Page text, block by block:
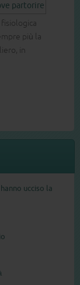
più la
in
ucciso la